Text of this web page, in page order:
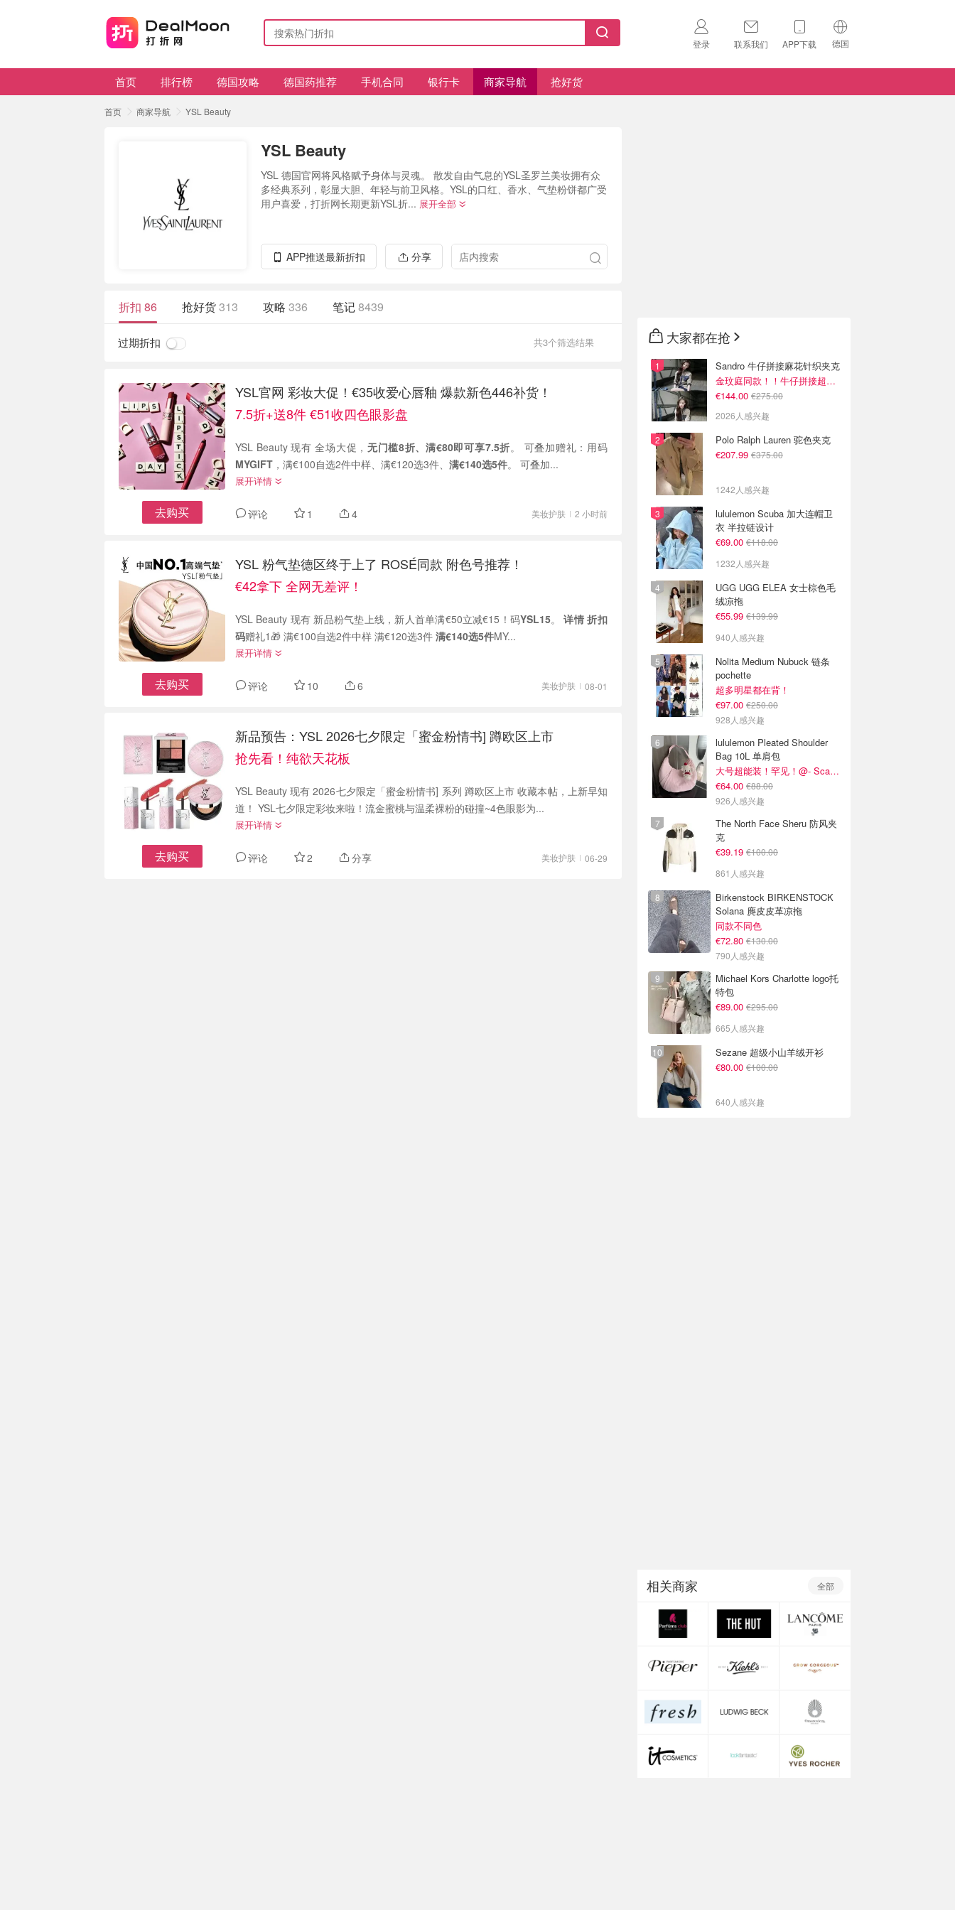
登录 联系我们 APP下载 德国
🇺🇸
首页 排行榜 德国攻略 德国药推荐 手机合同 银行卡 商家导航 抢好货
首页 商家导航 YSL Beauty
YSL Beauty
YSL 德国官网将风格赋予身体与灵魂。 散发自由气息的YSL圣罗兰美妆拥有众
多经典系列，彰显大胆、年轻与前卫风格。YSL的口红、香水、气垫粉饼都广受
用户喜爱，打折网长期更新YSL折... 展开全部
APP推送最新折扣 分享
折扣 86 抢好货313 攻略 336 笔记8439
过期折扣 共3个筛选结果
去购买
YSL官网 彩妆大促！€35收爱心唇釉 爆款新色446补货！
7.5折+送8件 €51收四色眼影盘
YSL Beauty 现有 全场大促， 无门槛8折、 满€80即可享7.5折。 可叠加赠礼：用码
MYGIFT ，满€100自选2件中样、满€120选3件、 满€140选5件。 可叠加...
展开详情
评论 1 4 美妆护肤 2 小时前
去购买
YSL 粉气垫德区终于上了 ROSÉ同款 附色号推荐！
€42拿下 全网无差评！
YSL Beauty 现有 新品粉气垫上线，新人首单满€50立减€15！码YSL15。 详情 折扣
码赠礼1🎁 满€100自选2件中样 满€120选3件 满€140选5件MY...
展开详情
评论 10 6 美妆护肤 08-01
去购买
新品预告：YSL 2026七夕限定「蜜金粉情书] 蹲欧区上市
抢先看！纯欲天花板
YSL Beauty 现有 2026七夕限定「蜜金粉情书] 系列 蹲欧区上市 收藏本帖，上新早知
道！ YSL七夕限定彩妆来啦！流金蜜桃与温柔裸粉的碰撞~4色眼影为...
展开详情
评论 2 分享 美妆护肤 06-29
大家都在抢
Sandro 牛仔拼接麻花针织夹克
金玟庭同款！！牛仔拼接超有层次感
€144.00 €275.00
2026人感兴趣
Polo Ralph Lauren 驼色夹克
€207.99 €375.00
1242人感兴趣
lululemon Scuba 加大连帽卫
衣 半拉链设计
€69.00 €118.00
1232人感兴趣
UGG UGG ELEA 女士棕色毛
绒凉拖
€55.99 €139.99
940人感兴趣
Nolita Medium Nubuck 链条
pochette
超多明星都在背！
€97.00 €250.00
928人感兴趣
lululemon Pleated Shoulder
Bag 10L 单肩包
大号超能装！罕见！@- Scarlett
€64.00 €88.00
926人感兴趣
The North Face Sheru 防风夹
克
€39.19 €100.00
861人感兴趣
Birkenstock BIRKENSTOCK
Solana 麂皮皮革凉拖
同款不同色
€72.80 €130.00
790人感兴趣
Michael Kors Charlotte logo托
特包
€89.00 €295.00
665人感兴趣
Sezane 超级小山羊绒开衫
€80.00 €100.00
640人感兴趣
全部
相关商家